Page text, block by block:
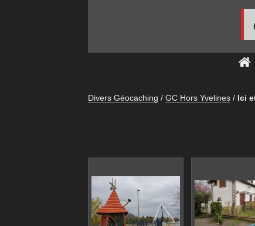
Divers Géocaching / GC Hors Yvelines / Ici